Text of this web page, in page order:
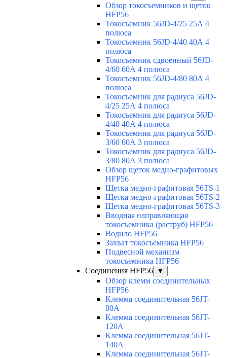
Обзор токосъемников и щеток
HFP56
Токосъемник 56JD-4/25 25А 4
полюса
Токосъемник 56JD-4/40 40А 4
полюса
Токосъемник сдвоенный 56JD-
4/60 60А 4 полюса
Токосъемник 56JD-4/80 80А 4
полюса
Токосъемник для радиуса 56JD-
4/25 25А 4 полюса
Токосъемник для радиуса 56JD-
4/40 40А 4 полюса
Токосъемник для радиуса 56JD-
3/60 60А 3 полюса
Токосъемник для радиуса 56JD-
3/80 80А 3 полюса
Обзор щеток медно-графитовых
HFP56
Щетка медно-графитовая 56TS-1
Щетка медно-графитовая 56TS-2
Щетка медно-графитовая 56TS-3
Вводная направляющая
токосъемника (раструб) HFP56
Водило HFP56
Захват токосъемника HFP56
Подвесной механизм
токосъемника HFP56
Соединения HFP56
▼
Обзор клемм соединительных
HFP56
Клемма соединительная 56JT-
80A
Клемма соединительная 56JT-
120A
Клемма соединительная 56JT-
140A
Клемма соединительная 56JT-